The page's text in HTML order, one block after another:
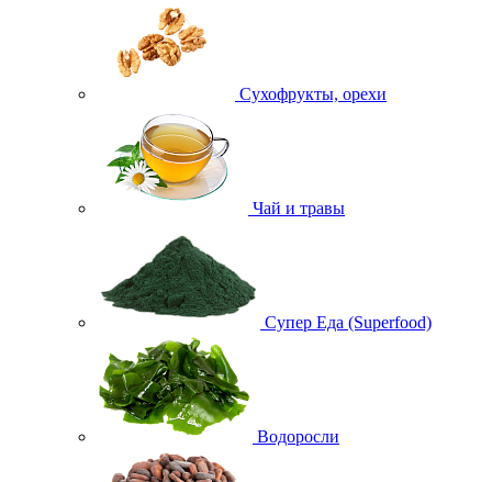
Сухофрукты, орехи
Чай и травы
Супер Еда (Superfood)
Водоросли